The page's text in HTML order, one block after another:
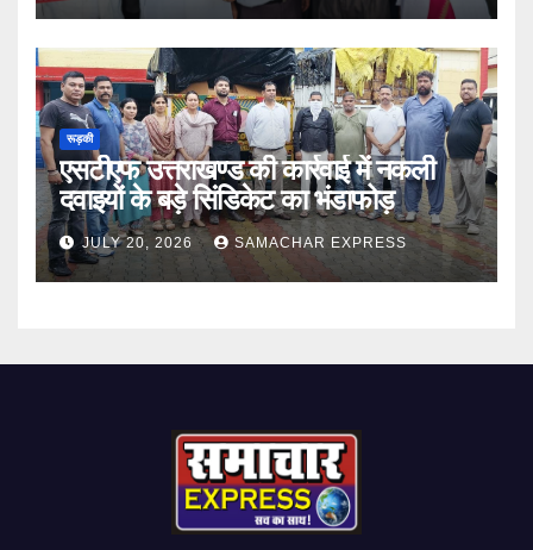
रूड़की
एसटीएफ उत्तराखण्ड की कार्रवाई में नकली
दवाइयों के बड़े सिंडिकेट का भंडाफोड़
JULY 20, 2026 SAMACHAR EXPRESS